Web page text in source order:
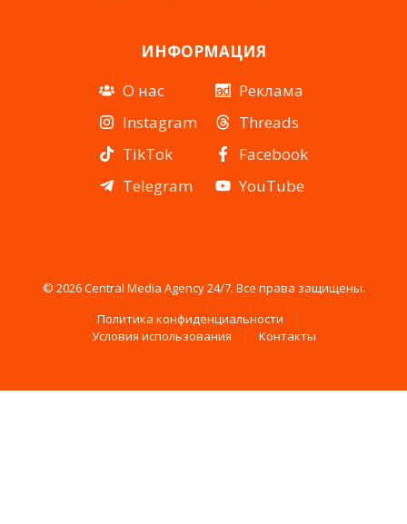
ИНФОРМАЦИЯ
О нас
Instagram
TikTok
Telegram
Реклама
Threads
Facebook
YouTube
© 2026 Central Media Agency 24/7. Все права защищены.
Политика конфиденциальности
Условия использования
Контакты